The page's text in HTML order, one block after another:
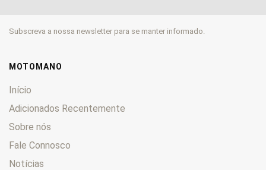
Subscreva a nossa newsletter para se manter informado.
MOTOMANO
Início
Adicionados Recentemente
Sobre nós
Fale Connosco
Notícias